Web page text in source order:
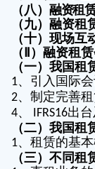
（八） 融资租
（九）融资
（十）现场
（Ⅱ）融资租
（一）我国
1、引入国际
2、制定完善
4、 IFRS16出
（二）我国租
1、租赁的基
（三）不同